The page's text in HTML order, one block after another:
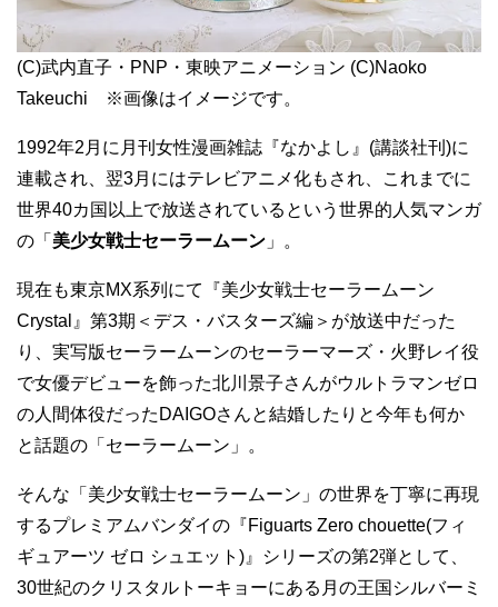
(C)武内直子・PNP・東映アニメーション (C)Naoko
Takeuchi ※画像はイメージです。
1992年2月に月刊女性漫画雑誌『なかよし』(講談社刊)に
連載され、翌3月にはテレビアニメ化もされ、これまでに
世界40カ国以上で放送されているという世界的人気マンガ
の「 美少女戦士セーラームーン 」。
現在も東京MX系列にて『美少女戦士セーラームーン
Crystal』第3期＜デス・バスターズ編＞が放送中だった
り、実写版セーラームーンのセーラーマーズ・火野レイ役
で女優デビューを飾った北川景子さんがウルトラマンゼロ
の人間体役だったDAIGOさんと結婚したりと今年も何か
と話題の「セーラームーン」。
そんな「美少女戦士セーラームーン」の世界を丁寧に再現
するプレミアムバンダイの『Figuarts Zero chouette(フィ
ギュアーツ ゼロ シュエット)』シリーズの第2弾として、
30世紀のクリスタルトーキョーにある月の王国シルバーミ